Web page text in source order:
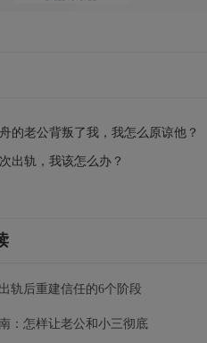
的老公背叛了我，我怎么原谅他？
出轨，我该怎么办？
轨后重建信任的6个阶段
：怎样让老公和小三彻底